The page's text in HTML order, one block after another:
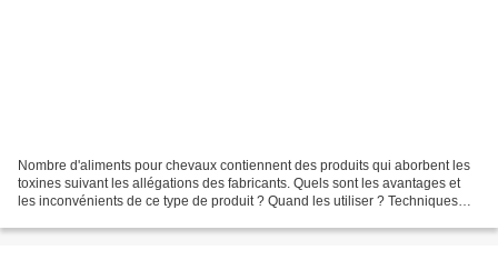
Nombre d'aliments pour chevaux contiennent des produits qui aborbent les
toxines suivant les allégations des fabricants. Quels sont les avantages et
les inconvénients de ce type de produit ? Quand les utiliser ? Techniques